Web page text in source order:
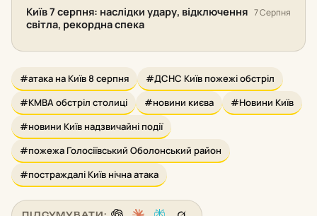
Київ 7 серпня: наслідки удару, відключення
світла, рекордна спека
7 Серпня
#атака на Київ 8 серпня
#ДСНС Київ пожежі обстріл
#КМВА обстріл столиці
#новини києва
#Новини Київ
#новини Київ надзвичайні події
#пожежа Голосіївський Оболонський район
#постраждалі Київ нічна атака